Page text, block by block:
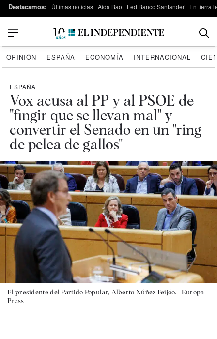
Destacamos: Últimas noticias Aída Bao Fed Banco Santander En tierra
OPINIÓN ESPAÑA ECONOMÍA INTERNACIONAL
ESPAÑA
Vox acusa al PP y al PSOE de
"fingir que se llevan mal" y
convertir el Senado en un "ring
de pelea de gallos"
El presidente del Partido Popular, Alberto Núñez Feijóo. | Europa
Press